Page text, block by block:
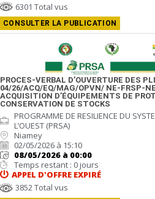
6301 Total vus
CONSULTER LA PUBLICATION
PROCES-VERBAL D’OUVERTURE DES
04/26/ACQ/EQ/MAG/OPVN/ NE-FRSP-
ACQUISITION D’ÉQUIPEMENTS DE
CONSERVATION DE STOCKS
PROGRAMME DE RESILIENCE DU
L’OUEST (PRSA)
Niamey
02/05/2026 à 15:10
08/05/2026 à 00:00
Temps restant : 0 jours
APPEL D'OFFRE EXPIRÉ
3852 Total vus